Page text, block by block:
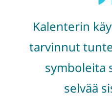
Kalenterin
tarvinnut
symboleita
selvää